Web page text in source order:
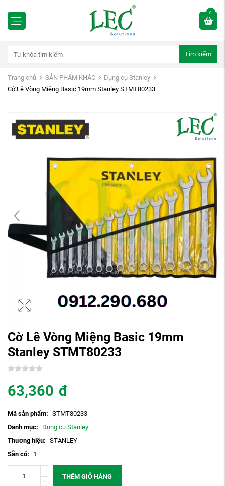
0
Tìm kiếm
Trang chủ SẢN PHẨM KHÁC
Dụng cụ Stanley
Cờ Lê Vòng Miệng Basic 19mm Stanley STMT80233
Cờ Lê Vòng Miệng Basic 19mm
Stanley STMT80233
63,360 đ
Mã sản phẩm: STMT80233
Danh mục:
Dụng cụ Stanley
Thương hiệu: STANLEY
Sẵn có:
1
THÊM GIỎ HÀNG